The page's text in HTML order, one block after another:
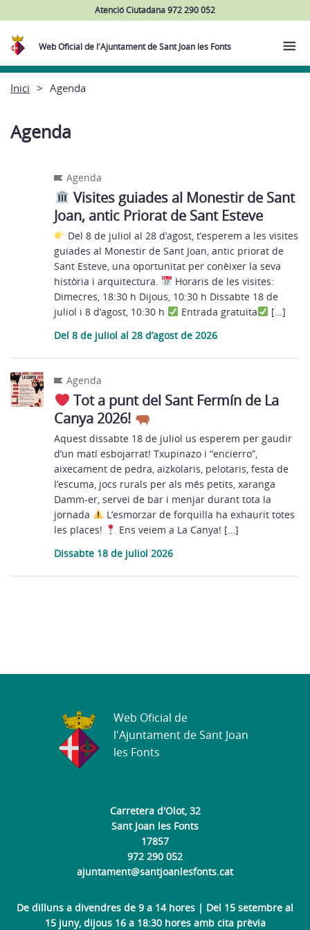
Atenció Ciutadana 972 290 052
Web Oficial de l'Ajuntament de Sant Joan les Fonts
Inici Agenda
Agenda
Agenda
Visites guiades al Monestir de Sant
Joan, antic Priorat de Sant Esteve
Del 8 de juliol al 28 d’agost, t’esperem a les visites
guiades al Monestir de Sant Joan, antic priorat de
Sant Esteve, una oportunitat per conèixer la seva
història i arquitectura.
Horaris de les visites:
Dimecres, 18:30 h Dijous, 10:30 h Dissabte 18 de
juliol i 8 d’agost, 10:30 h
Entrada gratuïta
[…]
Del 8 de juliol al 28 d’agost de 2026
Agenda
Tot a punt del Sant Fermín de La
Canya 2026!
Aquest dissabte 18 de juliol us esperem per gaudir
d’un matí esbojarrat! Txupinazo i “encierro”,
aixecament de pedra, aizkolaris, pelotaris, festa de
l’escuma, jocs rurals per als més petits, xaranga
Damm-er, servei de bar i menjar durant tota la
jornada
L’esmorzar de forquilla ha exhaurit totes
les places!
Ens veiem a La Canya! […]
Dissabte 18 de juliol 2026
Carretera d'Olot, 32
Sant Joan les Fonts
17857
972 290 052
ajuntament@santjoanlesfonts.cat
De dilluns a divendres de 9 a 14 hores | Del 15 setembre al
15 juny, dijous 16 a 18:30 hores amb cita prèvia
Web Oficial de
l'Ajuntament de Sant Joan
les Fonts